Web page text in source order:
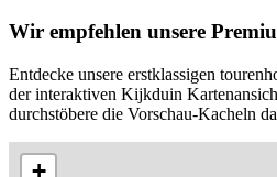
Wir empfehlen unsere
Entdecke unsere erstklassigen
der interaktiven Kijkduin
durchstöbere die Vorschau-Kacheln
+